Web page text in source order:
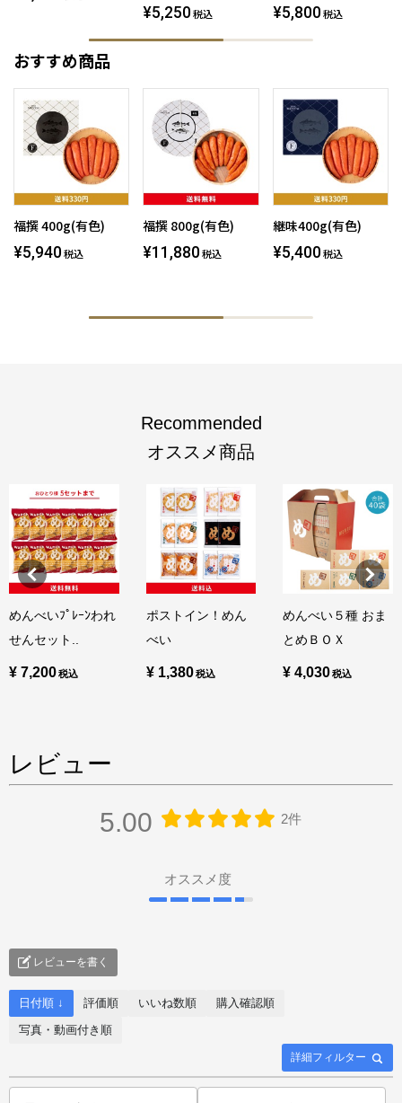
¥5,250 税込 ¥5,800 税込
おすすめ商品
福撰 400g(有色)
¥5,940 税込
福撰 800g(有色)
¥11,880 税込
継味400g(有色)
¥5,400 税込
Recommended
オススメ商品
めんべいﾌﾟﾚｰﾝわれ
せんセット..
¥ 7,200
ポストイン！めん
べい
¥ 1,380
めんべい５種 おま
とめＢＯＸ
¥ 4,030
レビュー
5.00 2件
オススメ度
レビューを書く
詳細フィルター
日付順 ↓ 評価順 いいね数順
購入確認順
写真・動画付き順